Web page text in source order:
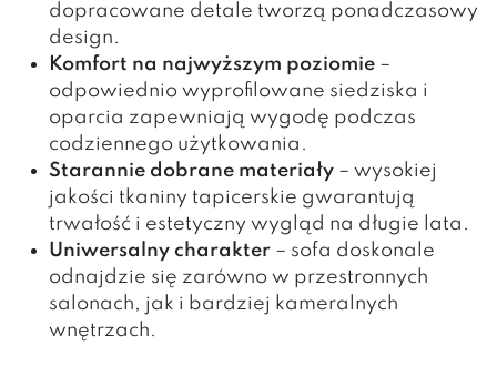
dopracowane detale tworzą ponadczasowy
design.
Komfort na najwyższym poziomie –
odpowiednio wyprofilowane siedziska i
oparcia zapewniają wygodę podczas
codziennego użytkowania.
Starannie dobrane materiały – wysokiej
jakości tkaniny tapicerskie gwarantują
trwałość i estetyczny wygląd na długie lata.
Uniwersalny charakter – sofa doskonale
odnajdzie się zarówno w przestronnych
salonach, jak i bardziej kameralnych
wnętrzach.